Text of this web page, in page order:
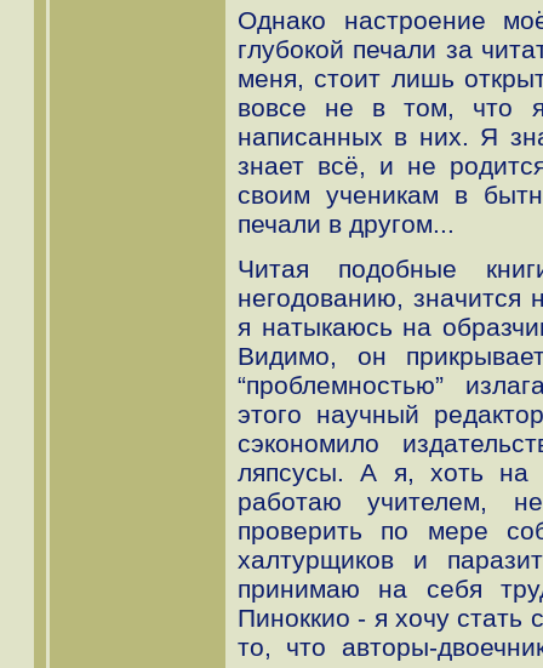
Однако настроение
глубокой печали за
меня, стоит лишь
вовсе не в том, что
написанных в них. Я
знает всё, и не
своим ученикам в
печали в другом...
Читая подобные
негодованию, значится
я натыкаюсь на
Видимо, он
“проблемностью”
этого научный
сэкономило
ляпсусы. А я, хоть на
работаю учителем,
проверить по мере
халтурщиков и
принимаю на себя
Пиноккио - я хочу стать
то, что авторы-